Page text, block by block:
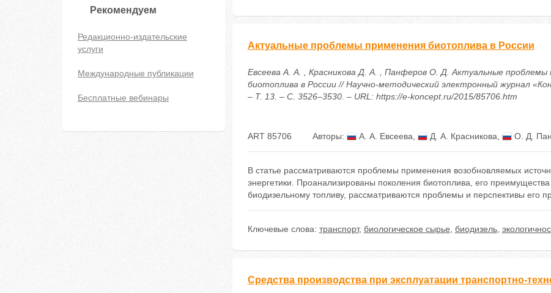
Рекомендуем
Редакционно-издательские
услуги
Международные публикации
Бесплатные вебинары
Актуальные проблемы применения биотоплива в России
Евсеева А. А. , Красникова Д. А. , Панферов О. Д. Актуальные проблемы
биотоплива в России // Научно-методический электронный журнал
– Т. 13. – С. 3526–3530. – URL: https://e-koncept.ru/2015/85706.htm
ART 85706 Авторы: А. А. Евсеева Д. А. Красникова О. Д.
В статье рассматриваются проблемы применения возобновляемых
энергетики. Проанализированы поколения биотоплива, его
биодизельному топливу, рассматриваются проблемы и перспективы его
Ключевые слова: транспорт, биологическое сырье биодизель,
Средства производства при эксплуатации транспортно-